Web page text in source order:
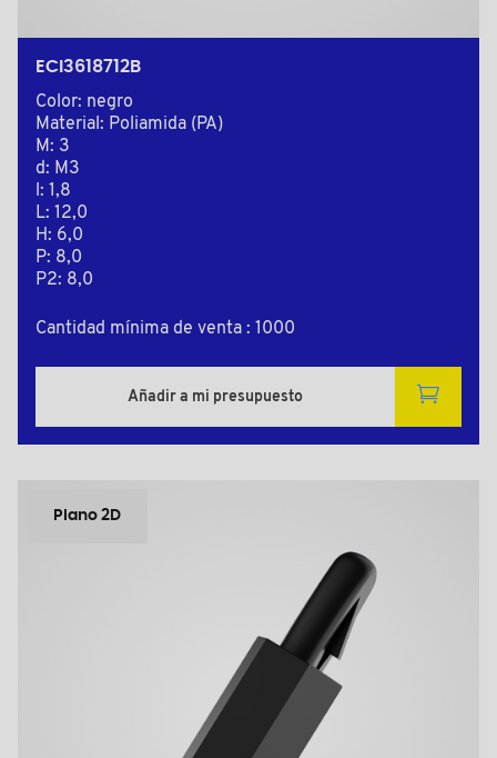
ECI3618712B
Color: negro
Material: Poliamida (PA)
M: 3
d: M3
l: 1,8
L: 12,0
H: 6,0
P: 8,0
P2: 8,0
Cantidad mínima de venta : 1000
Añadir a mi presupuesto
Plano 2D